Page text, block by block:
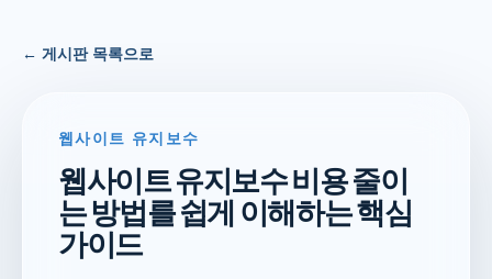
← 게시판 목록으로
웹사이트 유지보수
웹사이트 유지보수 비용 줄이
는 방법를 쉽게 이해하는 핵심
가이드